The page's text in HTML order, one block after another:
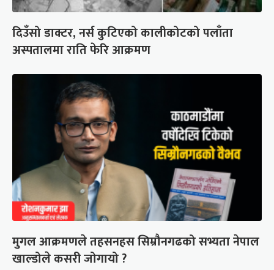
दिउँसो डाक्टर, नर्स कुटिएको कालीकोटको पलाँता
अस्पतालमा राति फेरि आक्रमण
मुगल आक्रमणले तहसनहस सिम्रौनगढको सभ्यता नेपाल
खाल्डोले कसरी जोगायो ?